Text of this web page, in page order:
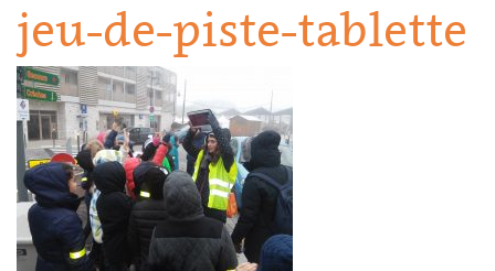
jeu-de-piste-tablette